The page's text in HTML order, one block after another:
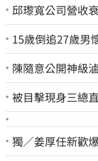
邱瓈寬公司營收
15歲倒追27歲男
陳隨意公開神級
被目擊現身三總
獨／姜厚任新歡